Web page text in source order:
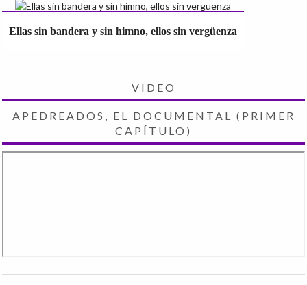
Ellas sin bandera y sin himno, ellos sin vergüenza
VIDEO
APEDREADOS, EL DOCUMENTAL (PRIMER
CAPÍTULO)